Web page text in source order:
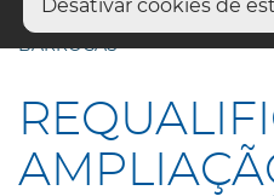
Desativar cookies de
REQUALIFICAÇÃO E
BARROCAS